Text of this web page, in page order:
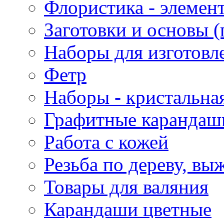
Флористика -
Заготовки и основы
Наборы для
Фетр
Наборы -
Графитные
Работа с кожей
Резьба по дереву,
Товары для валяния
Карандаши цветные